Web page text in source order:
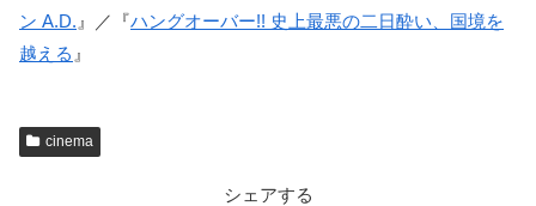
ン A.D. 』／『ハングオーバー!! 史上最悪の二日酔い、国境を
越える 』
cinema
シェアする